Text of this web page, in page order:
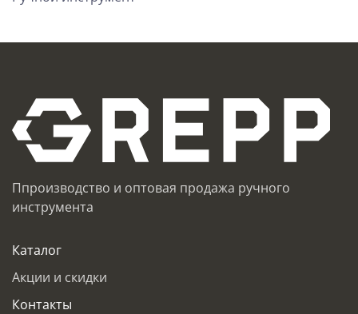
Ппроизводство и оптовая продажа ручного
инструмента
Каталог
Акции и скидки
Контакты